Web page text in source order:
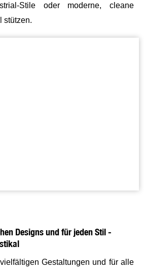
Stile oder moderne, cleane
stützen.
Designs und für jeden Stil -
Gestaltungen und für alle